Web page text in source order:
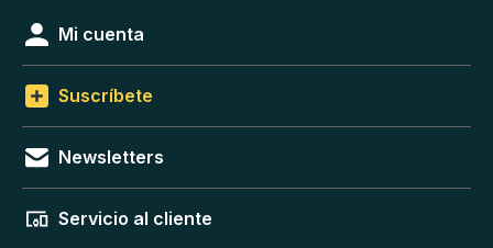
Mi cuenta
Suscríbete
Newsletters
Servicio al cliente